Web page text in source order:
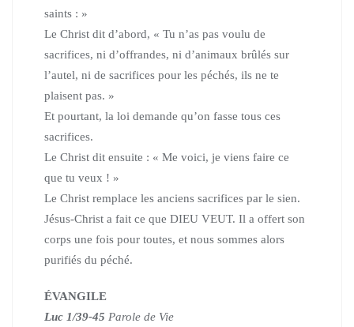
saints : »
Le Christ dit d’abord, « Tu n’as pas voulu de
sacrifices, ni d’offrandes, ni d’animaux brûlés sur
l’autel, ni de sacrifices pour les péchés, ils ne te
plaisent pas. »
Et pourtant, la loi demande qu’on fasse tous ces
sacrifices.
Le Christ dit ensuite : « Me voici, je viens faire ce
que tu veux ! »
Le Christ remplace les anciens sacrifices par le sien.
Jésus-Christ a fait ce que DIEU VEUT. Il a offert son
corps une fois pour toutes, et nous sommes alors
purifiés du péché.
ÉVANGILE
Luc 1/39-45 Parole de Vie